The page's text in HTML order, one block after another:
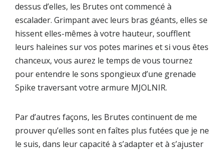
dessus d’elles, les Brutes ont commencé à
escalader. Grimpant avec leurs bras géants, elles se
hissent elles-mêmes à votre hauteur, soufflent
leurs haleines sur vos potes marines et si vous êtes
chanceux, vous aurez le temps de vous tournez
pour entendre le sons spongieux d’une grenade
Spike traversant votre armure MJOLNIR.
Par d’autres façons, les Brutes continuent de me
prouver qu’elles sont en faîtes plus futées que je ne
le suis, dans leur capacité à s’adapter et à s’ajuster